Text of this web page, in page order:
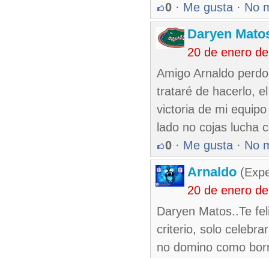
0 · Me gusta · No
Daryen
20 de enero
Amigo Arnaldo
trataré de hacerlo,
victoria de mi
lado no cojas lucha
0 · Me gusta · No
Arnaldo
20 de enero
Daryen Matos..Te
criterio, solo
no domino como